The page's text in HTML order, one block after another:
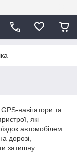
навігатори та
які
автомобілем.
дорозі,
затишну